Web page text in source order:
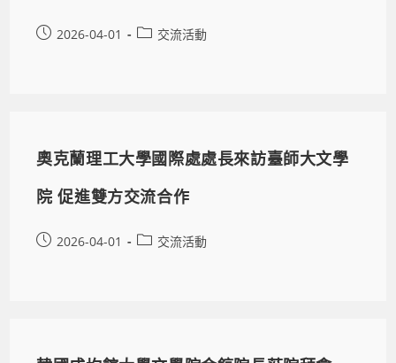
2026-04-01 交流活動
奧克蘭理工大學國際處處長來訪臺師大文學
院 促進雙方交流合作
2026-04-01 交流活動